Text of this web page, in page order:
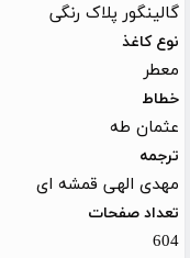
گالینگور پلاک رنگی
نوع کاغذ
معطر
خطاط
عثمان طه
ترجمه
مهدی الهی قمشه ای
تعداد صفحات
604